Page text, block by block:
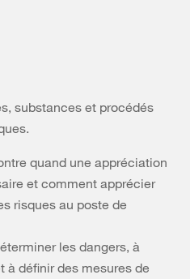
substances et procédés
quand une appréciation
et comment apprécier
risques au poste de
les dangers, à
à définir des mesures de